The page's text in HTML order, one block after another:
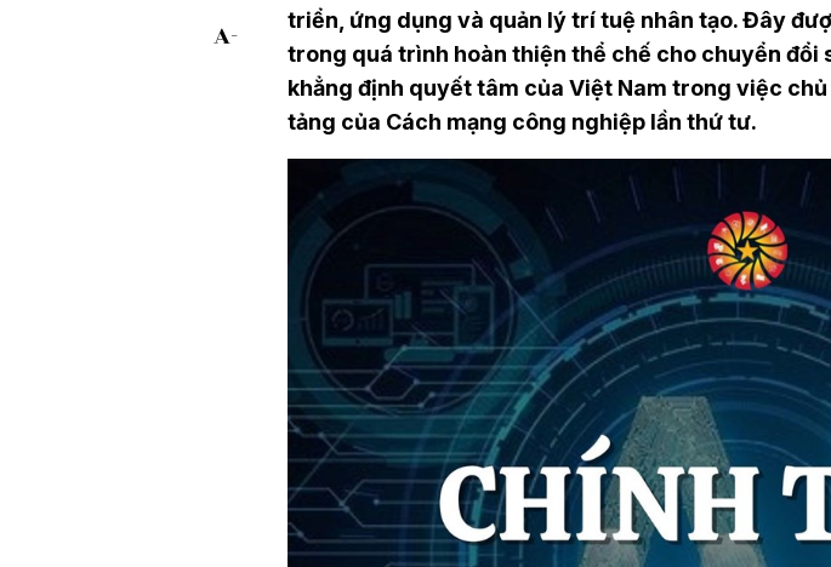
triển, ứng dụng và quản lý trí tuệ nhân tạo. Đây
trong quá trình hoàn thiện thể chế cho chuyển đổi
khẳng định quyết tâm của Việt Nam trong việc
tảng của Cách mạng công nghiệp lần thứ tư.